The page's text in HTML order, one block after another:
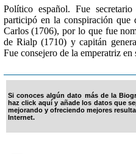
Político español. Fue
participó en la conspiración que
Carlos (1706), por lo que fue
de Rialp (1710) y capitán
Fue consejero de la emperatriz
Si conoces algún dato más de la
haz click aquí y añade los datos que
mejorando y ofreciendo mejores
Internet.